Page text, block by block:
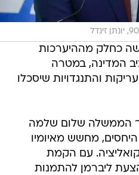
כחלק מההיערכות
המדינה, במטרה
והתנגדויות שיסכלו
הממשלה שלום שלמה
מחשש מאיומיו
עם הקמת
ליברמן להתמנות